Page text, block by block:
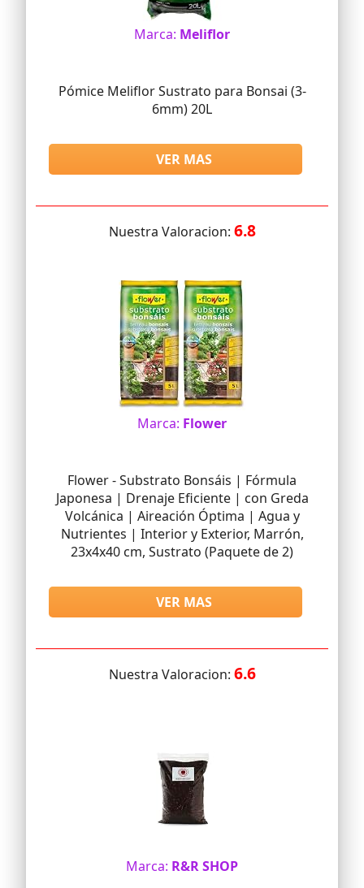
Marca: Meliflor
Pómice Meliflor Sustrato para Bonsai (3-
6mm) 20L
VER MAS
Nuestra Valoracion: 6.8
Marca: Flower
Flower - Substrato Bonsáis | Fórmula
Japonesa | Drenaje Eficiente | con Greda
Volcánica | Aireación Óptima | Agua y
Nutrientes | Interior y Exterior, Marrón,
23x4x40 cm, Sustrato (Paquete de 2)
VER MAS
Nuestra Valoracion: 6.6
Marca: R&R SHOP